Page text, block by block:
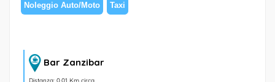
Noleggio Auto/Moto Taxi
Bar Zanzibar